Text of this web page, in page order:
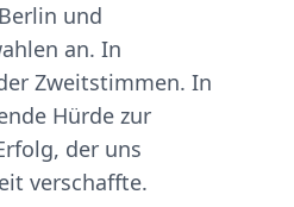
und
an. In
Zweitstimmen. In
Hürde zur
der uns
verschaffte.